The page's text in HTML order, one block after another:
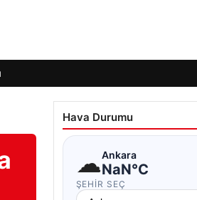
Hava Durumu
☁Ankara
NaN°C
ŞEHIR SEÇ